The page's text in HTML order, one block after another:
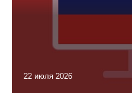
22 июля 2026